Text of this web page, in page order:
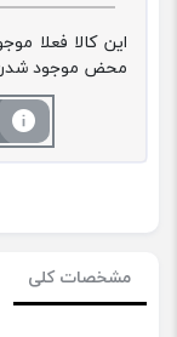
این کالا فعلا
محض موجود
مشخصات کلی